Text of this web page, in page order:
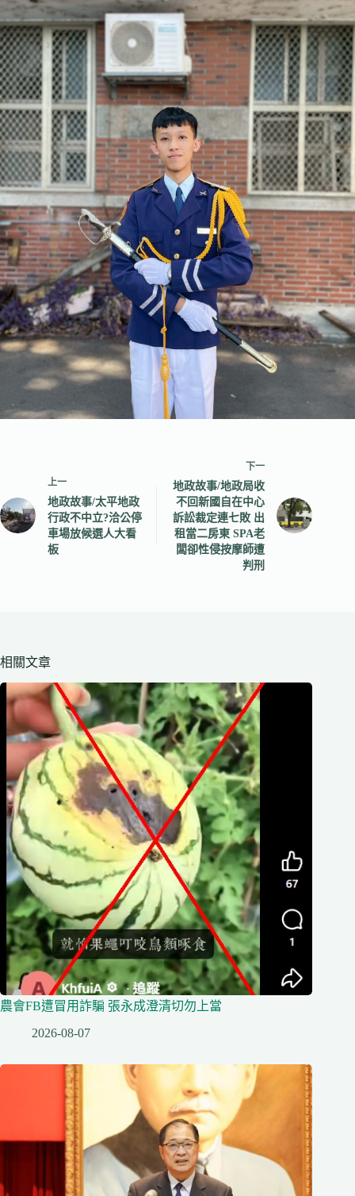
上一
地政故事/太平地政
行政不中立?洽公停
車場放候選人大看
板
下一
地政故事/地政局收
不回新國自在中心
訴訟裁定連七敗 出
租當二房東 SPA老
闆卻性侵按摩師遭
判刑
相關文章
農會FB遭冒用詐騙 張永成澄清切勿上當
2026-08-07